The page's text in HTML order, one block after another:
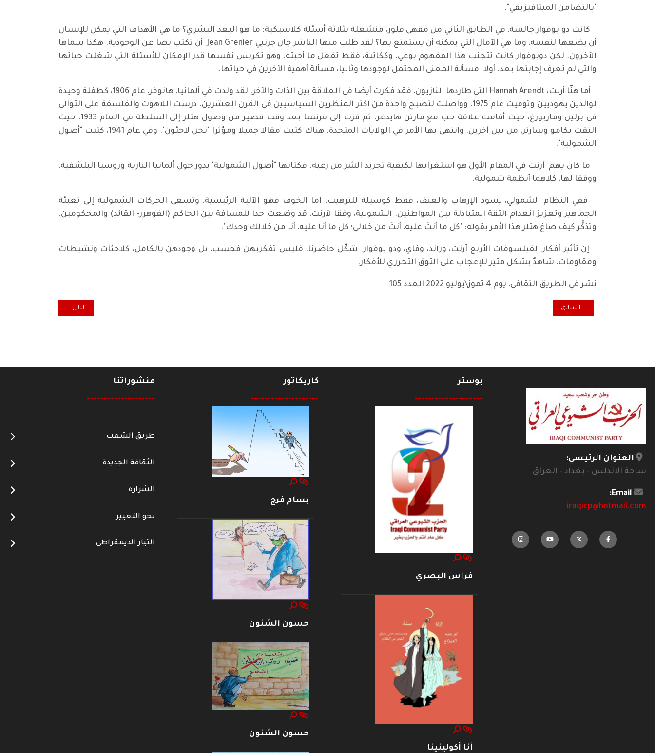
"بالتضامن الميتافيزيقي".
كانت دو بوفوار جالسة، في الطابق الثاني من مقهى فلور، منشغلة بثلاثة أسئلة كلاسيكية: ما هو البعد البشري؟ ما هي الأهداف التي يمكن للإنسان
أن يضعها لنفسه، وما هي الآمال التي يمكنه أن يستمتع بها؟ لقد طلب منها الناشر جان جرنيي Jean Grenier أن تكتب نصا عن الوجودية. هكذا سماها
الآخرون. لكن دوبوفوار كانت تتجنب هذا المفهوم بوعي. وككاتبة، فقط تفعل ما أحبته. وهو تكريس نفسها قدر الإمكان للأسئلة التي شغلت حياتها
والتي لم تعرف إجابتها بعد. أولا، مسألة المعنى المحتمل لوجودها وثانيا، مسألة أهمية الآخرين في حياتها.
أما هنّا أرنت، Hannah Arendt التي طاردها النازيون، فقد فكرت أيضا في العلاقة بين الذات والآخر. لقد ولدت في ألمانيا، هانوفر، عام 1906، كطفلة وحيدة
لوالدين يهوديين وتوفيت عام 1975. وواصلت لتصبح واحدة من اكثر المنظرين السياسيين في القرن العشرين. درست اللاهوت والفلسفة على التوالي
في برلين وماربورغ، حيث أقامت علاقة حب مع مارتن هايدغر. ثم فرت إلى فرنسا بعد وقت قصير من وصول هتلر إلى السلطة في العام 1933. حيث
التقت بكامو وسارتر، من بين آخرين. وانتهى بها الأمر في الولايات المتحدة. هناك كتبت مقالا جميلا ومؤثرا "نحن لاجئون". وفي عام 1941، كتبت "أصول
الشمولية".
ما كان يهم آرنت في المقام الأول هو استغرابها لكيفية تجريد الشر من رعبه. فكتابها "أصول الشمولية" يدور حول ألمانيا النازية وروسيا البلشفية،
ووفقا لها، كلاهما أنظمة شمولية.
ففي النظام الشمولي، يسود الإرهاب والعنف، فقط كوسيلة للترهيب. اما الخوف فهو الآلية الرئيسية. وتسعى الحركات الشمولية إلى تعبئة
الجماهير وتعزيز انعدام الثقة المتبادلة بين المواطنين. الشمولية، وفقا لآرنت، قد وضعت حدا للمسافة بين الحاكم (الفوهرر- القائد) والمحكومين.
وتذكِّر كيف صاغ هتلر هذا الأمر بقوله: "كل ما أنتَ عليه، أنتَ من خلالي؛ كل ما أنا عليه، أنا من خلالك وحدك".
إن تأثير أفكار الفيلسوفات الأربع آرنت، وراند، وفاي، ودو بوفوار شكّل حاضرنا. فليس تفكريهن فحسب، بل وجودهن بالكامل، كلاجئات ونشيطات
ومقاومات، شاهدٌ بشكل مثير للإعجاب على التوق التحرري للأفكار.
نشر في الطريق الثقافي، يوم 4 تموز\يوليو 2022 العدد 105
المقال السابق: بعض الأشجار تثمر ظلاً
السابق المقال التالي: "أسطرةُ
التالي
العنوان الرئيسي:
ساحة الاندلس - بغداد - العراق
Email:
iraqicp@hotmail.com
بوستر
--------------------
فراس البصري
أنا أكولينينا
كاريكاتور
--------------------
بسام فرج
حسون الشنون
حسون الشنون
منشوراتنا
--------------------
طريق الشعب
الثقافة الجديدة
الشرارة
نحو التغيير
التيار الديمقراطي